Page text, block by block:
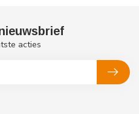
acties